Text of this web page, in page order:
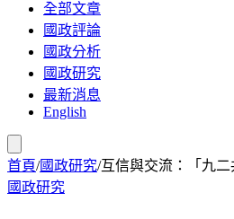
全部文章
國政評論
國政分析
國政研究
最新消息
English
首頁/國政研究/互信與交流：「九
國政研究